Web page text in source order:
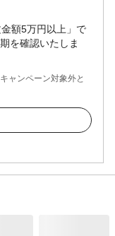
額5万円以上」で
を確認いたしま
ャンペーン対象外と